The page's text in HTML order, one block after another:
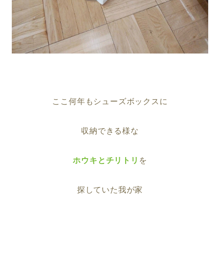
ここ何年もシューズボックスに
収納できる様な
ホウキとチリトリ を
探していた我が家